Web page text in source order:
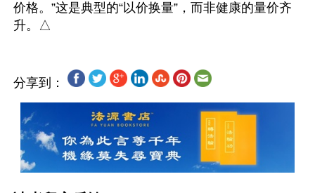
价格。”这是典型的“以价换量”，而非健康的量价齐
分享到：